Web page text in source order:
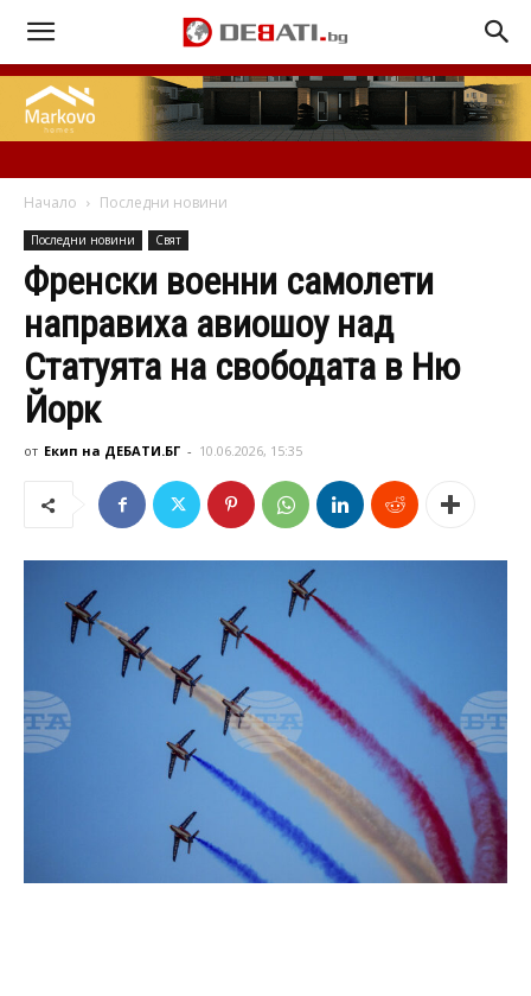
Начало Последни новини
Последни новини Свят
Френски военни самолети
направиха авиошоу над
Статуята на свободата в Ню
Йорк
от Екип на ДЕБАТИ.БГ - 10.06.2026, 15:35